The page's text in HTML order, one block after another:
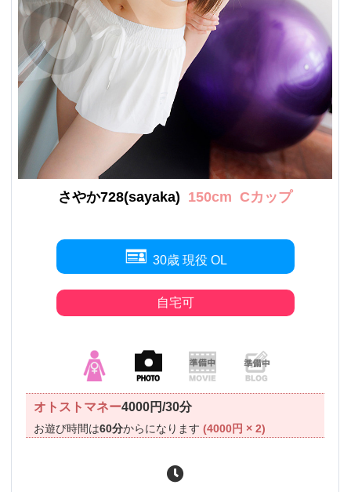
さやか728(sayaka) 150cm Cカップ
30歳 現役 OL
自宅可
オトストマネー4000円/30分
お遊び時間は60分からになります(4000円 × 2)